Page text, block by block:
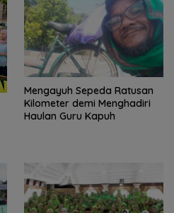
Mengayuh Sepeda Ratusan
Kilometer demi Menghadiri
Haulan Guru Kapuh